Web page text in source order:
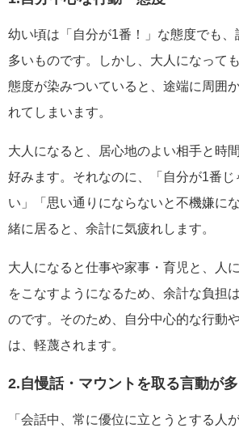
幼い頃は「自分が1番！」な態度でも
多いものです。しかし、大人になって
態度が染みついていると、途端に周囲
れてしまいます。
大人になると、居心地のよい相手と時
好みます。それなのに、「自分が1番
い」「思い通りにならないと不機嫌に
緒に居ると、余計に気疲れします。
大人になると仕事や家事・育児と、人
をこなすようになるため、余計な負担
のです。そのため、自分中心的な行動
は、軽蔑されます。
2.自慢話・マウントを取る言動が
「会話中、常に優位に立とうとする人